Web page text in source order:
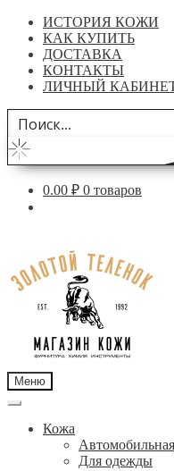
ИСТОРИЯ КОЖИ
КАК КУПИТЬ
ДОСТАВКА
КОНТАКТЫ
ЛИЧНЫЙ
0.00 ₽ 0 товаров
навигации
содержимому
Меню
Кожа
Для одежды